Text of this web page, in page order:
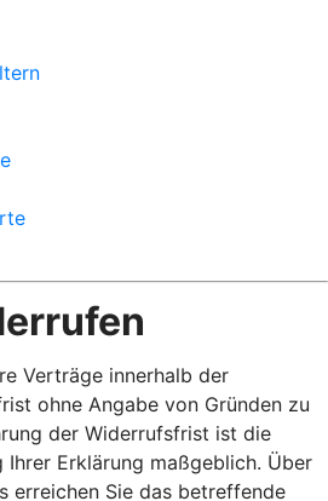
Verträge innerhalb der
ohne Angabe von Gründen zu
der Widerrufsfrist ist die
Erklärung maßgeblich. Über
erreichen Sie das betreffende